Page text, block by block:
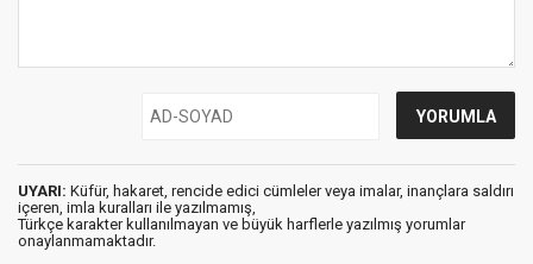
UYARI: Küfür, hakaret, rencide edici cümleler veya imalar, inançlara saldırı
içeren, imla kuralları ile yazılmamış,
Türkçe karakter kullanılmayan ve büyük harflerle yazılmış yorumlar
onaylanmamaktadır.